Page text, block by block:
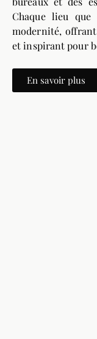
Chaque lieu
modernité,
et inspirant pour
En savoir plus